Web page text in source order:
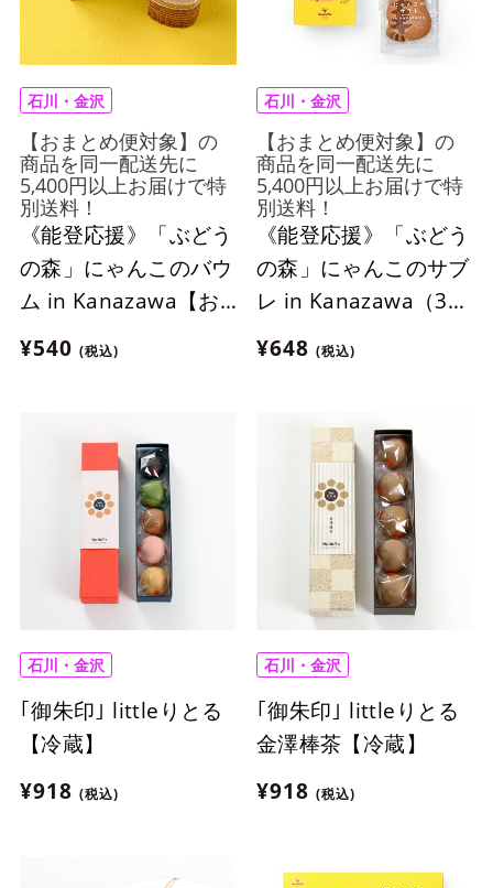
石川・金沢
【おまとめ便対象】の
商品を同一配送先に
5,400円以上お届けで特
別送料！
《能登応援》「ぶどう
の森」にゃんこのバウ
ム in Kanazawa【お
まとめ便対象】
¥540 (税込)
石川・金沢
【おまとめ便対象】の
商品を同一配送先に
5,400円以上お届けで特
別送料！
《能登応援》「ぶどう
の森」にゃんこのサブ
レ in Kanazawa（3個
入り）【おまとめ便対
¥648 (税込)
石川・金沢
｢御朱印｣ littleりとる
【冷蔵】
¥918 (税込)
石川・金沢
｢御朱印｣ littleりとる
金澤棒茶【冷蔵】
¥918 (税込)